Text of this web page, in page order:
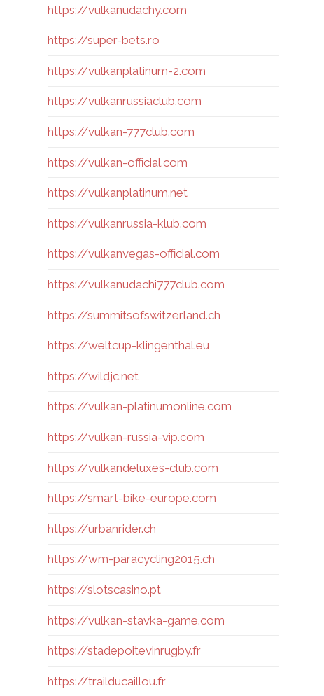
https://vulkanudachy.com
https://super-bets.ro
https://vulkanplatinum-2.com
https://vulkanrussiaclub.com
https://vulkan-777club.com
https://vulkan-official.com
https://vulkanplatinum.net
https://vulkanrussia-klub.com
https://vulkanvegas-official.com
https://vulkanudachi777club.com
https://summitsofswitzerland.ch
https://weltcup-klingenthal.eu
https://wildjc.net
https://vulkan-platinumonline.com
https://vulkan-russia-vip.com
https://vulkandeluxes-club.com
https://smart-bike-europe.com
https://urbanrider.ch
https://wm-paracycling2015.ch
https://slotscasino.pt
https://vulkan-stavka-game.com
https://stadepoitevinrugby.fr
https://trailducaillou.fr